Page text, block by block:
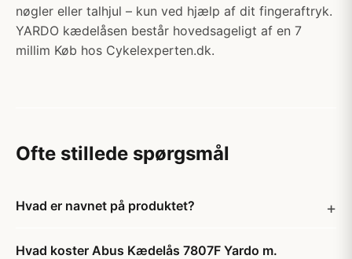
nøgler eller talhjul – kun ved hjælp af dit fingeraftryk.
YARDO kædelåsen består hovedsageligt af en 7
millim Køb hos Cykelexperten.dk.
Ofte stillede spørgsmål
Hvad er navnet på produktet?
Hvad koster Abus Kædelås 7807F Yardo m.